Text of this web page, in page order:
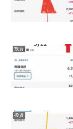
投資
投資